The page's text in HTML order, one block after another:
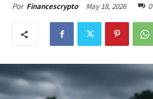
Por Financescrypto May 18, 2026 0